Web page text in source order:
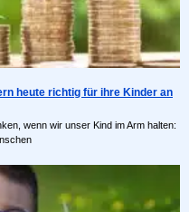
heute richtig für ihre Kinder an
wenn wir unser Kind im Arm halten: